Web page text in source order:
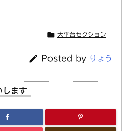
 大平台セクション
 Posted by りょう
します